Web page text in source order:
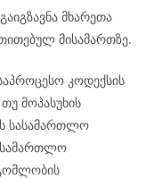
მხარეთა
მისამართზე.
კოდექსის
მოპასუხის
სასამართლო